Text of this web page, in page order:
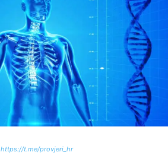
https://t.me/provjeri_hr